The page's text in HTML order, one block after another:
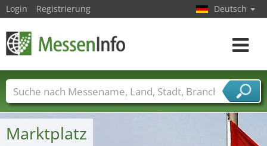
Marktplatz
Login Registrierung Deutsch
Toggle
Messenamen Länder Städte
Branchen
Dienstleisterbranchen